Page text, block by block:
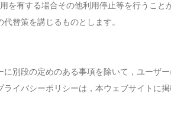
を有する場合その他利用停止等を行うこ
替策を講じるものとします。
別段の定めのある事項を除いて，ユーザ
イバシーポリシーは，本ウェブサイトに